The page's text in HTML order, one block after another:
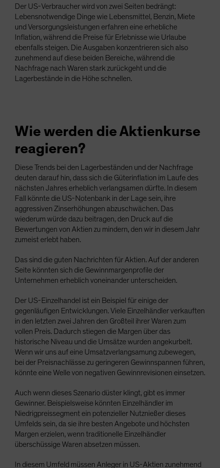
Der US-Verbraucher wird von zwei Seiten bedrängt:
Lebensnotwendige Dinge wie Lebensmittel, Benzin, Miete
und Versorgungsleistungen erfahren eine erhebliche
Inflation, während die Preise für Erlebnisse wie Urlaube
ebenfalls steigen. Die Ausgaben konzentrieren sich also
zunehmend auf diese beiden Bereiche, während die
Nachfrage nach Waren stark zurückgeht und die
Lagerbestände in die Höhe schnellen.
Wie werden die Aktienkurse
reagieren?
Diese Trends bei den Lagerbeständen und der Nachfrage
deuten darauf hin, dass sich die Güterinflation im Laufe des
nächsten Jahres erheblich verlangsamen dürfte. In diesem
Fall könnte die US-Notenbank in der Lage sein, ihre
aggressiven Zinserhöhungen abzuschwächen. Das
wiederum würde dazu beitragen, den Druck auf die
Bewertungen von Aktien zu mindern, den wir in diesem Jahr
zumeist erlebt haben.
Das sind die guten Nachrichten für Aktien. Auf der anderen
Seite könnten sich die Gewinnmargenprofile der
Unternehmen erheblich voneinander unterscheiden.
Der US-Einzelhandel ist ein Beispiel für einige der
gegenläufigen Entwicklungen. Viele Einzelhändler verkauften
in den letzten zwei Jahren den Großteil ihrer Waren zum
vollen Preis. Dadurch stiegen die Margen über das
historische Niveau und die Umsätze wurden angekurbelt.
Wenn wir uns auf eine Umsatzverlangsamung zubewegen,
bei der Preisnachlässe zu geringeren Gewinnspannen führen,
könnte eine Welle von negativen Gewinnrevisionen einsetzen.
Auch wenn dieses Szenario düster klingt, gibt es immer
Gewinner. Beispielsweise könnten Einzelhändler im
Niedrigpreissegment ein potenzieller Nutznießer dieses
Umfelds sein, da sie ihre besten Angebote und höchsten
Margen erzielen, wenn traditionelle Einzelhändler
überschüssige Waren absetzen müssen.
In diesem Umfeld müssen Anleger in US-Aktien zunehmend